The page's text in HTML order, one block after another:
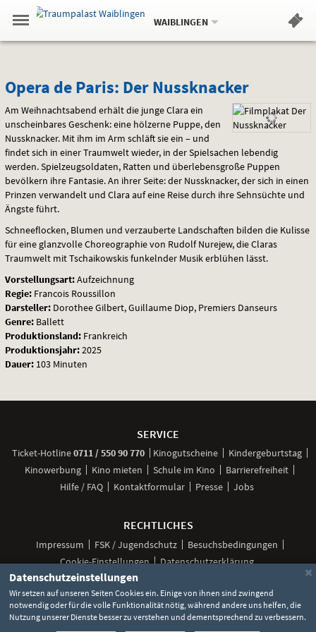
Springe
zum
,zum
.
Navigation
Gehe
zur
Standortauswahl
Standort:
WAIBLINGEN.
Hinweis
Opera
de
Paris:
Der
Nussknacker
Opera de Paris: Der Nussknacker
Am Weihnachtsabend erhält die junge Clara ein
unscheinbares Geschenk: eine hölzerne Puppe, den
Nussknacker. Mit ihm im Arm schläft sie ein – und
findet sich in einer Traumwelt wieder, in der Spielsachen lebendig
werden. Spielzeugsoldaten, Ratten und überlebensgroße Puppen
bevölkern ihre Fantasie. An ihrer Seite: der Nussknacker, der sich in einen
Prinzen verwandelt und Clara auf eine Reise durch ihre Sehnsüchte und
Ängste führt.
Schneeflocken, Blumen und verzauberte Landschaften bilden die Kulisse
für eine glanzvolle Choreographie von Rudolf Nurejew, die Claras
Traumwelt mit Tschaikowskis funkelnder Musik erblühen lässt.
Vorstellungsart:Aufzeichnung
Regie: Francois Roussillon
Darsteller: Dorothee Gilbert, Guillaume Diop, Premiers Danseurs
Genre: Ballett
Produktionsland: Frankreich
Produktionsjahr:2025
Dauer: 103 Minuten
SERVICE
Ticket-Hotline0711 / 550 90 770anrufen
Kinogutscheine
Kindergeburtstag
Kinowerbung
Kino mieten Schule im Kino
Barrierefreiheit
Hilfe / FAQ
Kontaktformular Presse Jobs
RECHTLICHES
Impressum FSK / Jugendschutz
Besuchsbedingungen
Cookie-Einstellungen
Datenschutzerklärung
Social
UnsereUnsereUnsereUnserUnser
×
Datenschutzeinstellungen
Wir setzen auf unseren Seiten Cookies ein. Einige von ihnen sind zwingend
notwendig oder für die volle Funktionalität nötig, während andere uns helfen, die
Nutzung unserer Dienste besser zu verstehen und dementsprechend zu verbessern.